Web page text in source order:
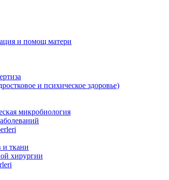
и помощ матери
и психическое здоровье)
микробиология
и ткани
хирургии